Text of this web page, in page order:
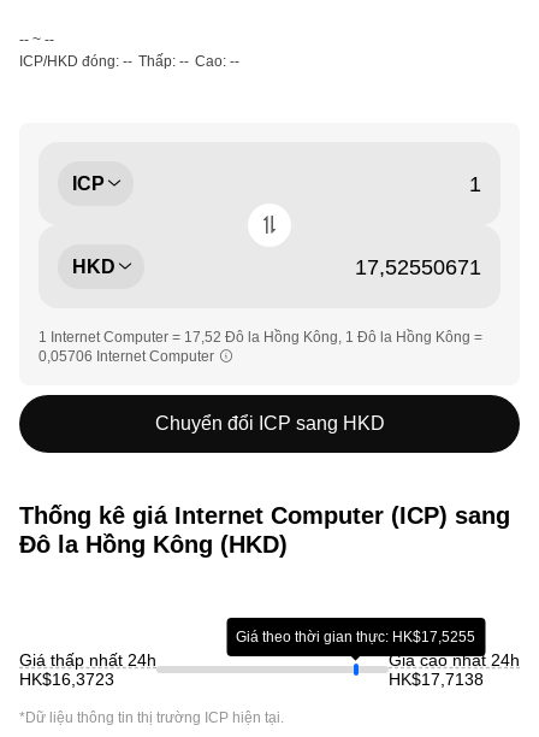
-- ~ --
ICP/HKD đóng: -- Thấp: -- Cao: --
ICP
HKD
1 Internet Computer = 17,52 Đô la Hồng Kông, 1 Đô la Hồng Kông =
0,05706 Internet Computer
Chuyển đổi ICP sang HKD
Thống kê giá Internet Computer (ICP) sang
Đô la Hồng Kông (HKD)
Giá thấp nhất 24h
HK$16,3723
Giá theo thời gian thực: HK$17,5255
Giá cao nhất 24h
HK$17,7138
*Dữ liệu thông tin thị trường ICP hiện tại.